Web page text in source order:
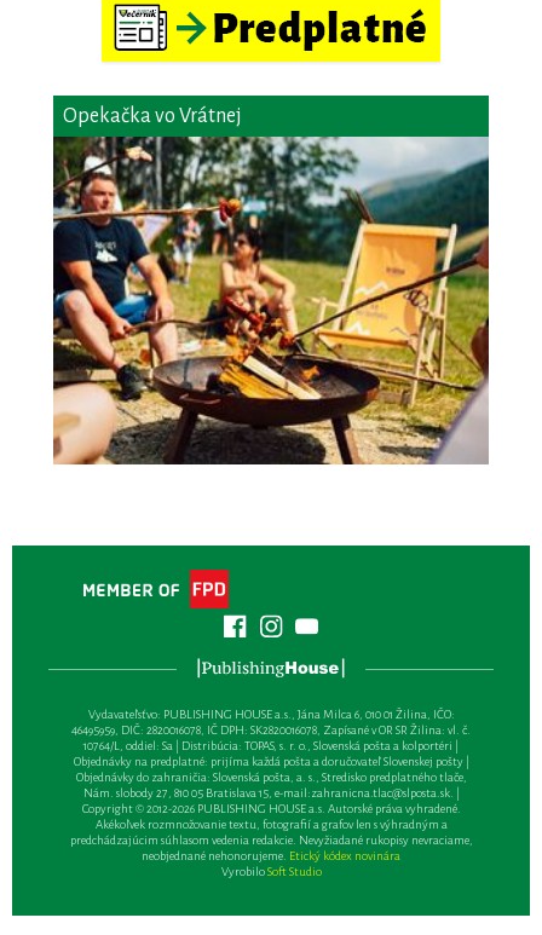
Opekačka vo Vrátnej
Vydavateľsťvo: PUBLISHING HOUSE a.s., Jána Milca 6, 010 01 Žilina, IČO:
46495959, DIČ: 2820016078, IČ DPH: SK2820016078, Zapísané v OR SR Žilina: vl. č.
10764/L, oddiel: Sa | Distribúcia: TOPAS, s. r. o., Slovenská pošta a kolportéri |
Objednávky na predplatné: prijíma každá pošta a doručovateľ Slovenskej pošty |
Objednávky do zahraničia: Slovenská pošta, a. s., Stredisko predplatného tlače,
Nám. slobody 27, 810 05 Bratislava 15, e-mail:zahranicna.tlac@slposta.sk. |
Copyright © 2012-2026 PUBLISHING HOUSE a.s. Autorské práva vyhradené.
Akékoľvek rozmnožovanie textu, fotografií a grafov len s výhradným a
predchádzajúcim súhlasom vedenia redakcie. Nevyžiadané rukopisy nevraciame,
neobjednané nehonorujeme. Etický kódex novinára
VyrobiloSoft Studio